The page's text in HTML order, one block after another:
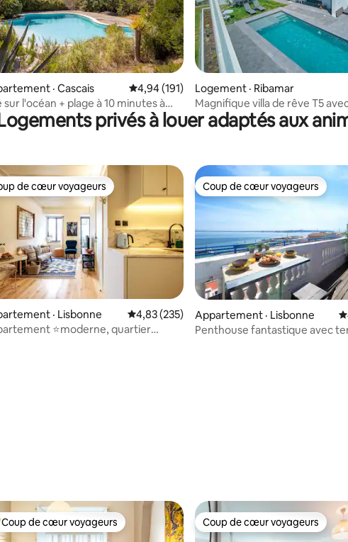
4,98 sur 5, 179 commentaires
· Cascais Note moyenne de 4,94 sur 5, 191
4,94 (191)
sur l'océan + plage à 10 minutes à
+ nature paisible
Logement · Ribamar
Magnifique villa de rêve T5
la mer
privés à louer adaptés aux
4,95 sur 5, 108 commentaires
de cœur voyageurs
de cœur voyageurs
· Lisbonne Note moyenne de 4,83 sur 5, 235
4,83 (235)
⭐️moderne, quartier
Coup de cœur voyageurs
Coup de cœur voyageurs
Appartement · Lisbonne
Penthouse fantastique avec
de cœur voyageurs parmi les plus aimés
Coup de cœur voyageurs Coup de cœur voyageurs
Coup de cœur voyageurs